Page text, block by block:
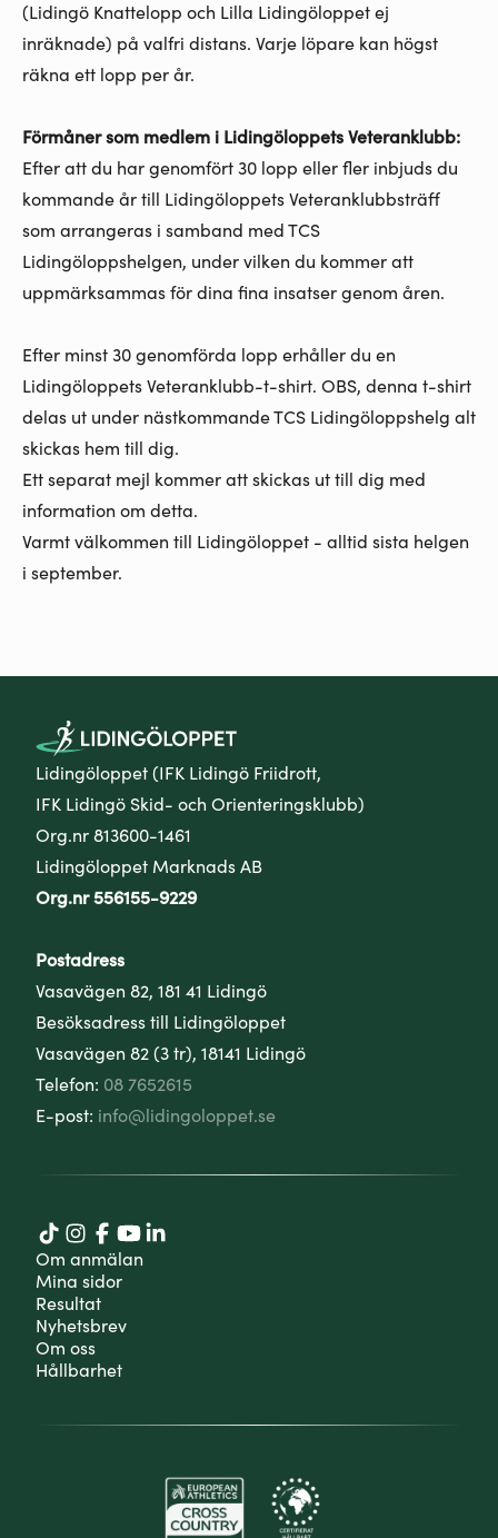
(Lidingö Knattelopp och Lilla Lidingöloppet ej
inräknade) på valfri distans. Varje löpare kan högst
räkna ett lopp per år.
Förmåner som medlem i Lidingöloppets Veteranklubb:
Efter att du har genomfört 30 lopp eller fler inbjuds du
kommande år till Lidingöloppets Veteranklubbsträff
som arrangeras i samband med TCS
Lidingöloppshelgen, under vilken du kommer att
uppmärksammas för dina fina insatser genom åren.
Efter minst 30 genomförda lopp erhåller du en
Lidingöloppets Veteranklubb-t-shirt. OBS, denna t-shirt
delas ut under nästkommande TCS Lidingöloppshelg alt
skickas hem till dig.
Ett separat mejl kommer att skickas ut till dig med
information om detta.
Varmt välkommen till Lidingöloppet - alltid sista helgen
i september.
Lidingöloppet (IFK Lidingö Friidrott,
IFK Lidingö Skid- och Orienteringsklubb)
Org.nr 813600-1461
Lidingöloppet Marknads AB
Org.nr 556155-9229
Postadress
Vasavägen 82, 181 41 Lidingö
Besöksadress till Lidingöloppet
Vasavägen 82 (3 tr), 18141 Lidingö
Telefon: 08 7652615
E-post: info@lidingoloppet.se
Om anmälan
Mina sidor
Resultat
Nyhetsbrev
Om oss
Hållbarhet